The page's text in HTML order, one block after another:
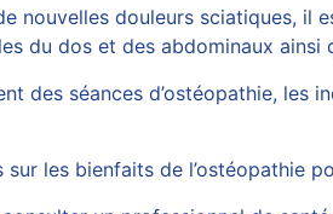
nouvelles douleurs sciatiques, il
du dos et des abdominaux ainsi
des séances d’ostéopathie,
sur les bienfaits de l’ostéopathie